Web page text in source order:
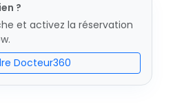
?
et activez la réservation
Docteur360